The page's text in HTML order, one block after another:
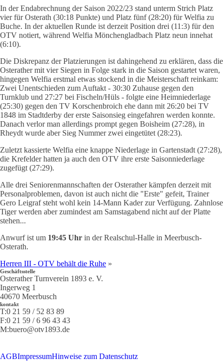
In der Endabrechnung der Saison 2022/23 stand unterm Strich Platz
vier für Osterath (30:18 Punkte) und Platz fünf (28:20) für Welfia zu
Buche. In der aktuellen Runde ist derzeit Position drei (11:3) für den
OTV notiert, während Welfia Mönchengladbach Platz neun innehat
(6:10).
Die Diskrepanz der Platzierungen ist dahingehend zu erklären, dass die
Osterather mit vier Siegen in Folge stark in die Saison gestartet waren,
hingegen Welfia erstmal etwas stockend in die Meisterschaft reinkam:
Zwei Unentschieden zum Auftakt - 30:30 Zuhause gegen den
Turnklub und 27:27 bei Fischeln/Hüls - folgte eine Heimniederlage
(25:30) gegen den TV Korschenbroich ehe dann mit 26:20 bei TV
1848 im Stadtderby der erste Saisonsieg eingefahren werden konnte.
Danach verlor man allerdings prompt gegen Boisheim (27:28), in
Rheydt wurde aber Sieg Nummer zwei eingetütet (28:23).
Zuletzt kassierte Welfia eine knappe Niederlage in Gartenstadt (27:28),
die Krefelder hatten ja auch den OTV ihre erste Saisonniederlage
zugefügt (27:29).
Alle drei Seniorenmannschaften der Osterather kämpfen derzeit mit
Personalproblemen, davon ist auch nicht die "Erste" gefeit, Trainer
Gero Leigraf steht wohl kein 14-Mann Kader zur Verfügung. Zahnlose
Tiger werden aber zumindest am Samstagabend nicht auf der Platte
stehen...
Anwurf ist um 19:45 Uhr in der Realschul-Halle in Meerbusch-
Osterath.
Herren III - OTV behält die Ruhe »
Geschäftsstelle
Osterather Turnverein 1893 e. V.
Ingerweg 1
40670 Meerbusch
kontakt
T:0 21 59 / 52 83 89
F:0 21 59 / 6 96 43 43
M:buero@otv1893.de
AGBImpressumHinweise zum Datenschutz